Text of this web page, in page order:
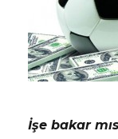
İşe bakar